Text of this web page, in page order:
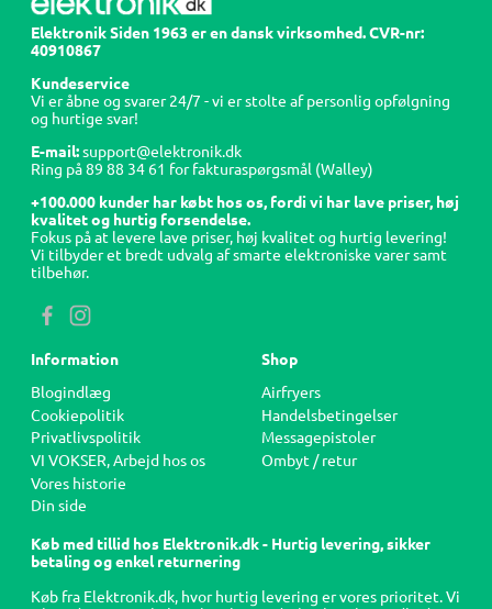
Elektronik Siden 1963 er en dansk virksomhed. CVR-nr:
40910867
Kundeservice
Vi er åbne og svarer 24/7 - vi er stolte af personlig opfølgning
og hurtige svar!
E-mail:support@elektronik.dk
Ring på89 88 34 61 for fakturaspørgsmål (Walley)
+100.000 kunder har købt hos os, fordi vi har lave priser, høj
kvalitet og hurtig forsendelse.
Fokus på at levere lave priser, høj kvalitet og hurtig levering!
Vi tilbyder et bredt udvalg af smarte elektroniske varer samt
tilbehør.
Information
Blogindlæg
Cookiepolitik
Privatlivspolitik
VI VOKSER, Arbejd hos os
Vores historie
Din side
Shop
Airfryers
Handelsbetingelser
Messagepistoler
Ombyt / retur
Køb med tillid hos Elektronik.dk - Hurtig levering, sikker
betaling og enkel returnering
Køb fra Elektronik.dk, hvor hurtig levering er vores prioritet. Vi